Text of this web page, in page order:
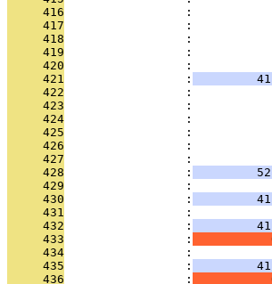
     416
:
     417
:
     418
:
     419
:
     420
:
     421
                 :
     422
:
     423
:
     424
:
     425
:
     426
:
     427
:
     428
                 :
     429
:
     430
                 :
     431
:
     432
                 :
     433
                 :
     434
:
     435
                 :
     436
                 :